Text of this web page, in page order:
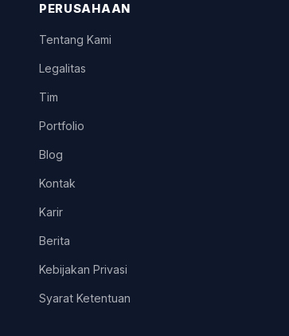
PERUSAHAAN
Tentang Kami
Legalitas
Tim
Portfolio
Blog
Kontak
Karir
Berita
Kebijakan Privasi
Syarat Ketentuan